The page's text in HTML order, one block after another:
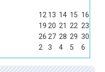
12 13 14 15 16
19 20 21 22 23
26 27 28 29 30
2 3 4 5 6